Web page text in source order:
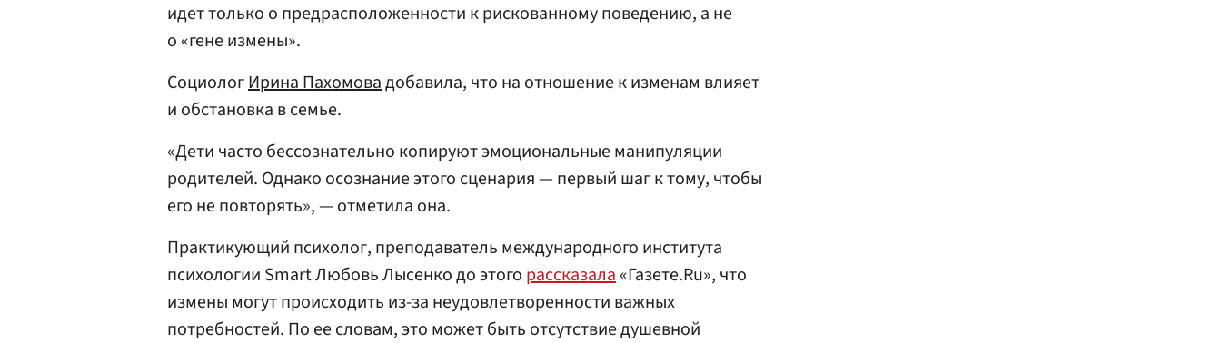
идет только о предрасположенности к рискованному поведению, а не
о «гене измены».
СоциологИрина Пахомовадобавила, что на отношение к изменам влияет
и обстановка в семье.
«Дети часто бессознательно копируют эмоциональные манипуляции
родителей. Однако осознание этого сценария — первый шаг к тому, чтобы
его не повторять», — отметила она.
Практикующий психолог, преподаватель международного института
психологии Smart Любовь Лысенко до этого рассказала«Газете.Ru», что
измены могут происходить из-за неудовлетворенности важных
потребностей. По ее словам, это может быть отсутствие душевной